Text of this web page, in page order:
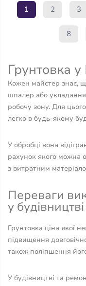
1 2 3
8
Грунтовка у
Кожен майстер знає,
шпалер або
робочу зону. Для
легко в будь-якому
У обробці вона
рахунок якого можна
з витратним
Переваги
у
Грунтовка ціна якої
підвищення
також поліпшення
У будівництві та